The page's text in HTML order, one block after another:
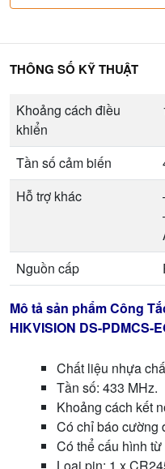
Mô tả sản phẩm Công
HIKVISION DS-PDMCS-
Chất liệu nhựa
Tần số: 433 MHz.
Khoảng cách kết
Có chỉ báo cường
Có thể cấu hình
Loại pin: 1 x
THÔNG SỐ KỸ THUẬT
Khoảng cách điều
khiển
Tần số cảm biến
Hỗ trợ khác
Nguồn cấp